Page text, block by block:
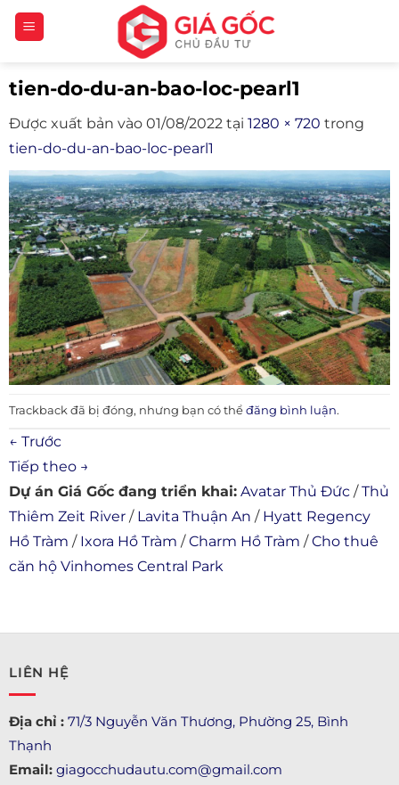
Bỏ
qua
dung
tien-do-du-an-bao-loc-pearl1
Được xuất bản vào 01/08/2022 tại 1280 × 720 trong
tien-do-du-an-bao-loc-pearl1
Trackback đã bị đóng, nhưng bạn có thể đăng bình luận.
← Trước
Tiếp theo →
Dự án Giá Gốc đang triển khai: Avatar Thủ Đức /Thủ
Thiêm Zeit River / Lavita Thuận An / Hyatt Regency
Hồ Tràm / Ixora Hồ Tràm /Charm Hồ Tràm /Cho thuê
căn hộ Vinhomes Central Park
LIÊN HỆ
Địa chỉ : 71/3 Nguyễn Văn Thương, Phường 25, Bình
Thạnh
Email: giagocchudautu.com@gmail.com